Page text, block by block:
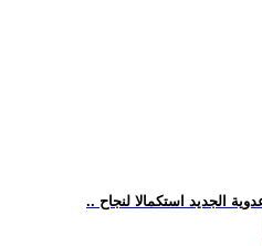
الجديد استكمالا لنجاح